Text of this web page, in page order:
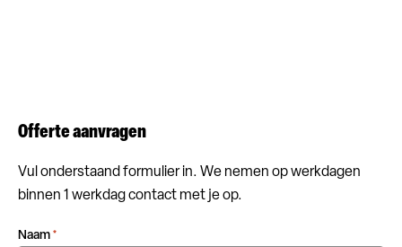
Offerte aanvragen
Vul onderstaand formulier in. We nemen op werkdagen
binnen 1 werkdag contact met je op.
Naam *